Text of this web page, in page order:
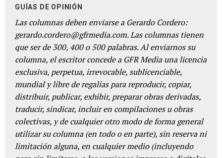
GUÍAS DE OPINIÓN
Las columnas deben enviarse a Gerardo Cordero:
gerardo.cordero@gfrmedia.com. Las columnas tienen
que ser de 300, 400 o 500 palabras. Al enviarnos su
columna, el escritor concede a GFR Media una licencia
exclusiva, perpetua, irrevocable, sublicenciable,
mundial y libre de regalías para reproducir, copiar,
distribuir, publicar, exhibir, preparar obras derivadas,
traducir, sindicar, incluir en compilaciones u obras
colectivas, y de cualquier otro modo de forma general
utilizar su columna (en todo o en parte), sin reserva ni
limitación alguna, en cualquier medio (incluyendo